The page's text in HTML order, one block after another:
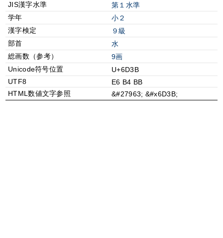
JIS漢字水準
第１水準
学年
小２
漢字検定
９級
部首
⽔
総画数（参考）
9画
Unicode符号位置
U+6D3B
UTF8
E6 B4 BB
HTML数値文字参照
&#27963; &#x6D3B;